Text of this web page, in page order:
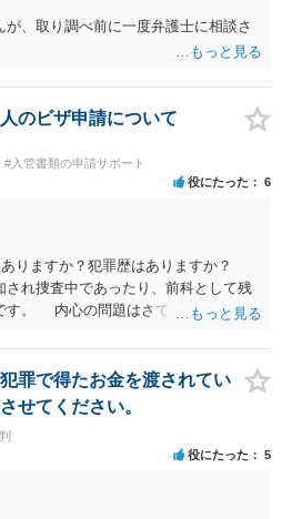
、取り調べ前に一度弁護士に相談さ
のビザ申請について
#入管書類の申請サポート
役にたった 6
りますか？犯罪歴はありますか？
され捜査中であったり、前科として残
す。 内心の問題はさておき、ご質問
罪で得たお金を渡されてい
せてください。
役にたった 5